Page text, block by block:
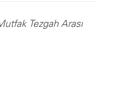
Tezgah Arası